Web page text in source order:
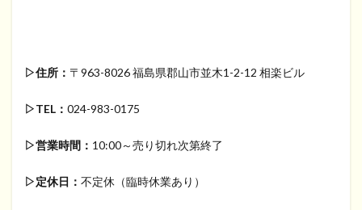
▷住所： 〒963-8026 福島県郡山市並木1-2-12 相楽ビル
▷TEL： 024-983-0175
▷営業時間： 10:00～売り切れ次第終了
▷定休日： 不定休（臨時休業あり）